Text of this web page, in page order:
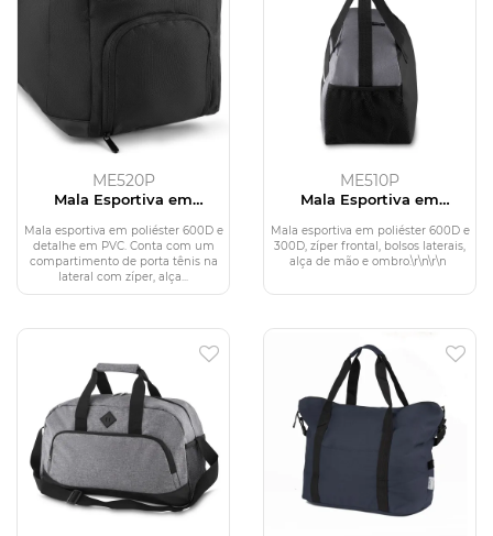
ME520P
Mala Esportiva em
Mala esportiva em poliéster 600D e
detalhe em PVC. Conta com um
compartimento de porta tênis na
lateral com zíper, alça...
ME510P
Mala Esportiva em
Mala esportiva em poliéster 600D e
300D, zíper frontal, bolsos laterais,
alça de mão e ombro.\r\n\r\n